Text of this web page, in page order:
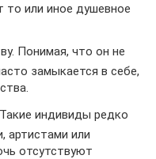
то или иное душевное
Понимая, что он не
замыкается в себе,
индивиды редко
артистами или
отсутствуют